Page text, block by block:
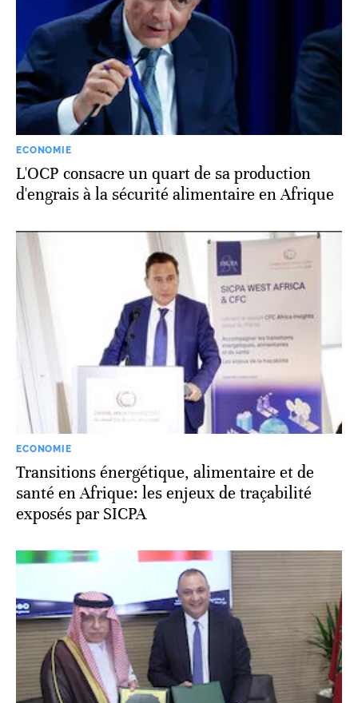
ECONOMIE
L'OCP consacre un quart de sa production
d'engrais à la sécurité alimentaire en Afrique
ECONOMIE
Transitions énergétique, alimentaire et de
santé en Afrique: les enjeux de traçabilité
exposés par SICPA